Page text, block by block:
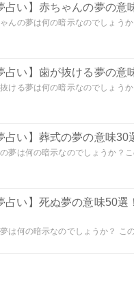
占い】赤ちゃんの夢の
んの夢は何の暗示なのでしょう
占い】歯が抜ける夢の
ける夢は何の暗示なのでしょう
占い】葬式の夢の意味
夢は何の暗示なのでしょうか？
占い】死ぬ夢の意味50
は何の暗示なのでしょうか？ こ